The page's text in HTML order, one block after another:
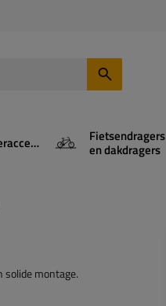
Kampeeraccessoires Fietsendragers
en dakdragers
solide montage.